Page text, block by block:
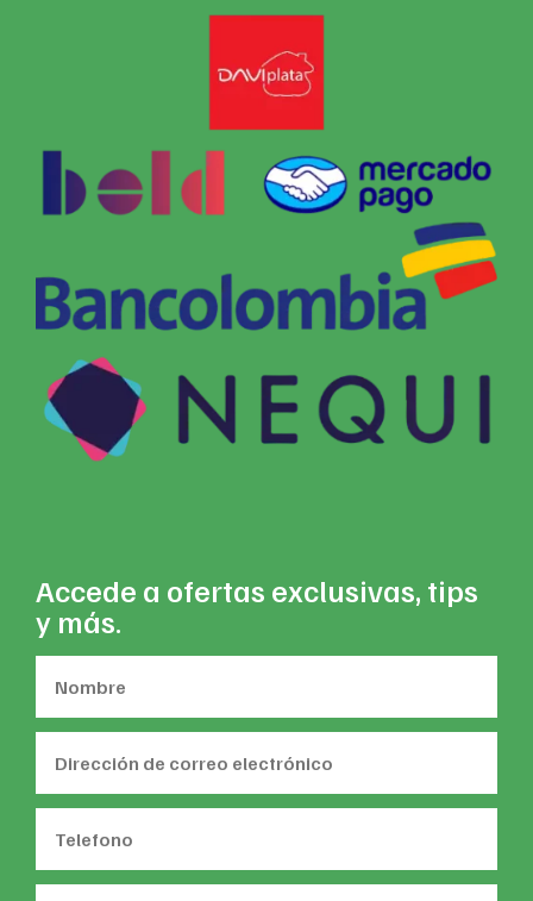
Accede a ofertas exclusivas, tips
y más.